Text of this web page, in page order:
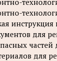
для
для